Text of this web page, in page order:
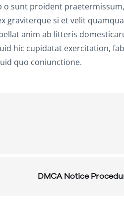
o sunt proident praetermissum,
graviterque si et velit
anim ab litteris
hic cupidatat exercitation,
quo coniunctione.
DMCA Notice